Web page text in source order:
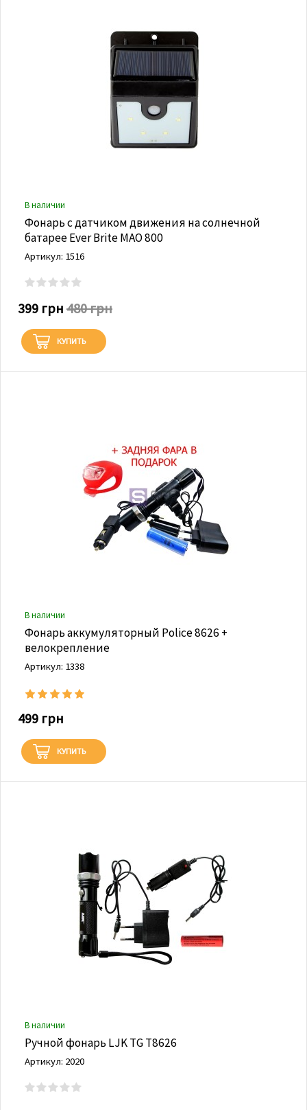
В наличии
Фонарь с датчиком движения на солнечной
батарее Ever Brite MAO 800
Артикул: 1516
399 грн 480 грн
КУПИТЬ
В наличии
Фонарь аккумуляторный Police 8626 +
велокрепление
Артикул: 1338
499 грн
КУПИТЬ
В наличии
Ручной фонарь LJK TG T8626
Артикул: 2020